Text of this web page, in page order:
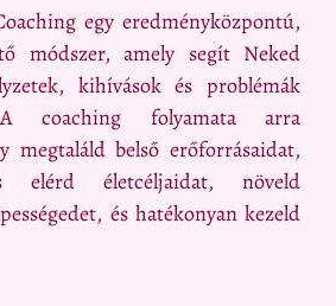
egy eredményközpontú,
módszer, amely segít Neked
kihívások és problémák
A coaching folyamata arra
megtaláld belső erőforrásaidat,
elérd életcéljaidat, növeld
és hatékonyan kezeld